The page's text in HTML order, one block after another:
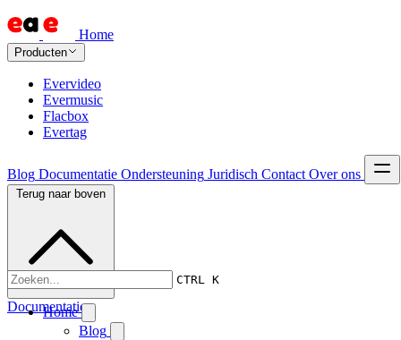
Home
Producten
Evervideo
Evermusic
Flacbox
Evertag
Blog Documentatie Ondersteuning Juridisch Contact Over ons
CTRL K
Home
Blog
Terug naar boven
Documentatie